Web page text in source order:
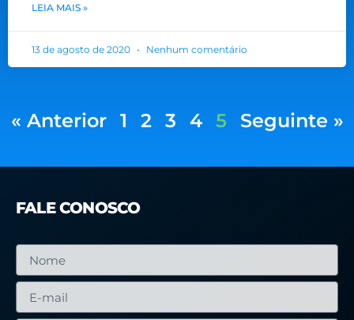
LEIA MAIS »
13 de agosto de 2020 Nenhum comentário
« Anterior 1 2 3 4 5 Seguinte »
FALE CONOSCO